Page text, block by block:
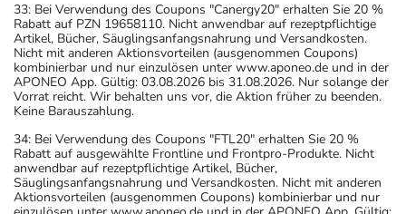
33: Bei Verwendung des Coupons "Canergy20" erhalten Sie 20 %
Rabatt auf PZN 19658110. Nicht anwendbar auf rezeptpflichtige
Artikel, Bücher, Säuglingsanfangsnahrung und Versandkosten.
Nicht mit anderen Aktionsvorteilen (ausgenommen Coupons)
kombinierbar und nur einzulösen unter www.aponeo.de und in der
APONEO App. Gültig: 03.08.2026 bis 31.08.2026. Nur solange der
Vorrat reicht. Wir behalten uns vor, die Aktion früher zu beenden.
Keine Barauszahlung.
34: Bei Verwendung des Coupons "FTL20" erhalten Sie 20 %
Rabatt auf ausgewählte Frontline und Frontpro-Produkte. Nicht
anwendbar auf rezeptpflichtige Artikel, Bücher,
Säuglingsanfangsnahrung und Versandkosten. Nicht mit anderen
Aktionsvorteilen (ausgenommen Coupons) kombinierbar und nur